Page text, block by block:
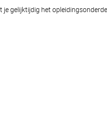
gelijktijdig het